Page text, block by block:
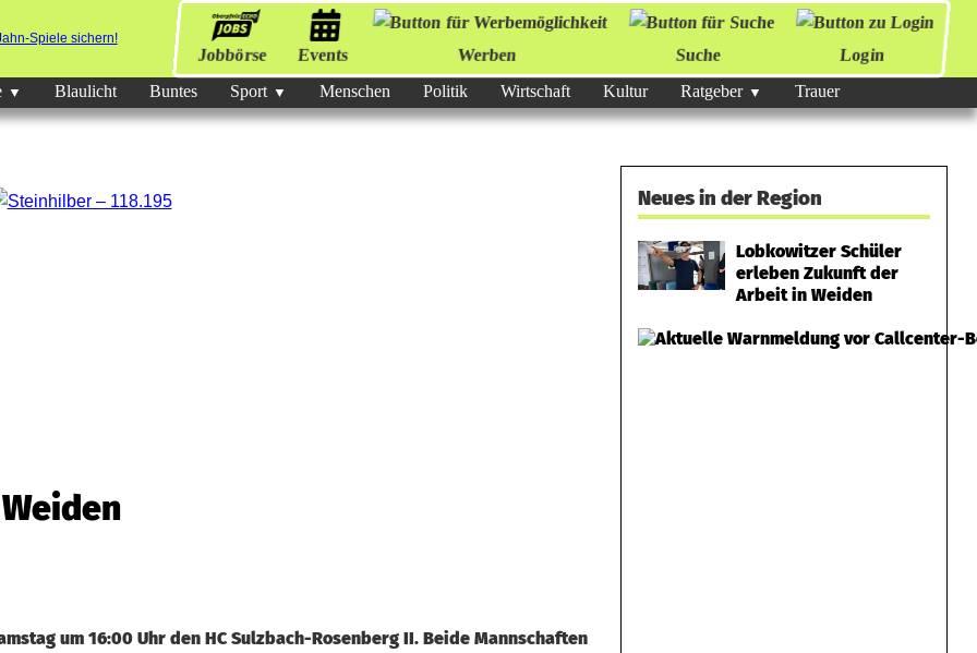
Jobbörse Events Werben Suche
Login
Blaulicht Buntes Sport Menschen Politik Wirtschaft Kultur Ratgeber Trauer
um 16:00 Uhr den HC Sulzbach-Rosenberg II. Beide Mannschaften
Neues in der Region
Lobkowitzer Schüler
erleben Zukunft der
Arbeit in Weiden